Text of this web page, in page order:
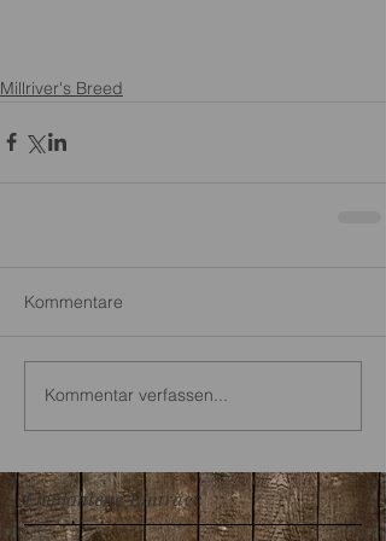
Millriver's Breed
Kommentare
Kommentar verfassen...
Empfohlene Einträge